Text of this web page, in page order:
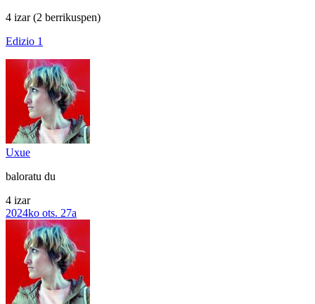
4 izar(2 berrikuspen)
Edizio 1
Uxue
baloratu du
4 izar
2024ko ots. 27a